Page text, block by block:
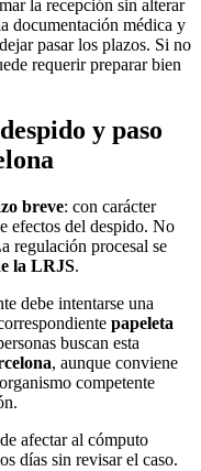
la recepción sin alterar
documentación médica y
pasar los plazos. Si no
requerir preparar bien
y paso
breve: con carácter
efectos del despido. No
regulación procesal se
la LRJS.
debe intentarse una
papeleta
buscan esta
, aunque conviene
competente
afectar al cómputo
días sin revisar el caso.